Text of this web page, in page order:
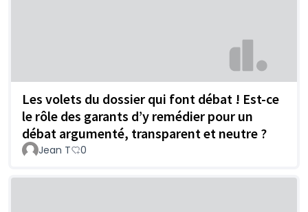
Les volets du dossier qui font débat ! Est-ce
le rôle des garants d’y remédier pour un
débat argumenté, transparent et neutre ?
Jean T 0